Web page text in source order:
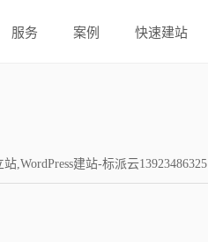
服务 案例 快速建站
建站-标派云13923486325